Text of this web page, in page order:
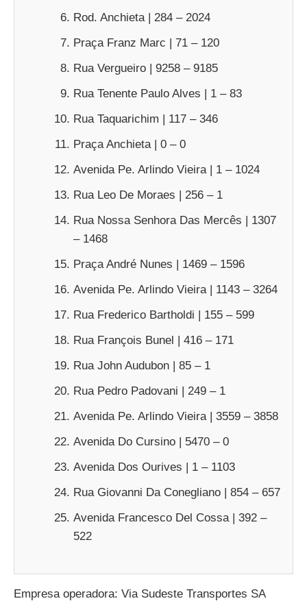
Rod. Anchieta | 284 – 2024
Praça Franz Marc | 71 – 120
Rua Vergueiro | 9258 – 9185
Rua Tenente Paulo Alves | 1 – 83
Rua Taquarichim | 117 – 346
Praça Anchieta | 0 – 0
Avenida Pe. Arlindo Vieira | 1 – 1024
Rua Leo De Moraes | 256 – 1
Rua Nossa Senhora Das Mercês | 1307
– 1468
Praça André Nunes | 1469 – 1596
Avenida Pe. Arlindo Vieira | 1143 – 3264
Rua Frederico Bartholdi | 155 – 599
Rua François Bunel | 416 – 171
Rua John Audubon | 85 – 1
Rua Pedro Padovani | 249 – 1
Avenida Pe. Arlindo Vieira | 3559 – 3858
Avenida Do Cursino | 5470 – 0
Avenida Dos Ourives | 1 – 1103
Rua Giovanni Da Conegliano | 854 – 657
Avenida Francesco Del Cossa | 392 –
522
Empresa operadora: Via Sudeste Transportes SA